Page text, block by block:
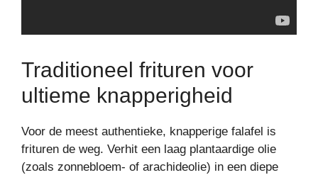
Traditioneel frituren voor
ultieme knapperigheid
Voor de meest authentieke, knapperige falafel is
frituren de weg. Verhit een laag plantaardige olie
(zoals zonnebloem- of arachideolie) in een diepe